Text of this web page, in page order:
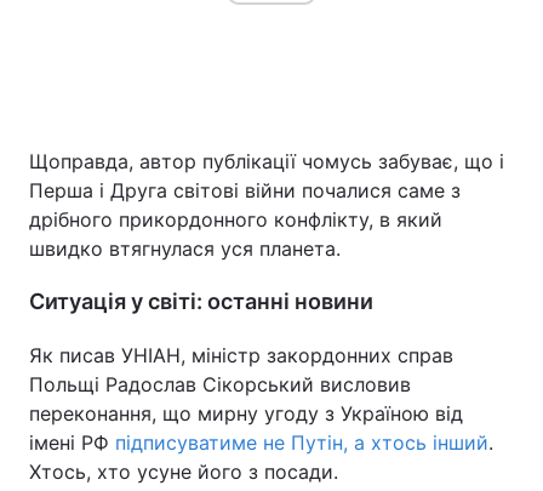
Щоправда, автор публікації чомусь забуває, що і
Перша і Друга світові війни почалися саме з
дрібного прикордонного конфлікту, в який
швидко втягнулася уся планета.
Ситуація у світі: останні новини
Як писав УНІАН, міністр закордонних справ
Польщі Радослав Сікорський висловив
переконання, що мирну угоду з Україною від
імені РФ підписуватиме не Путін, а хтось інший.
Хтось, хто усуне його з посади.